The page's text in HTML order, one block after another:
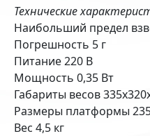
Технические
Наибольший предел
Погрешность 5 г
Питание 220 В
Мощность 0,35 Вт
Габариты весов
Размеры платформы
Вес 4,5 кг